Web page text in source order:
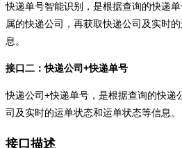
快递单号智能识别，是根据查询的快递
属的快递公司，再获取快递公司及实时
息。
接口二：快递公司+快递单号
快递公司+快递单号，是根据查询的快递
司及实时的运单状态和运单状态等信息。
接口描述